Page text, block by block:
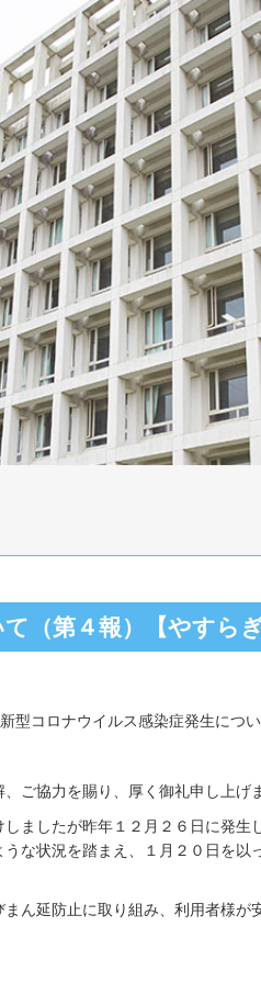
（第４報）【やすらぎ
新型コロナウイルス感染症発生につ
ご協力を賜り、厚く御礼申し上げま
ましたが昨年１２月２６日に発
な状況を踏まえ、１月２０日を
ん延防止に取り組み、利用者様